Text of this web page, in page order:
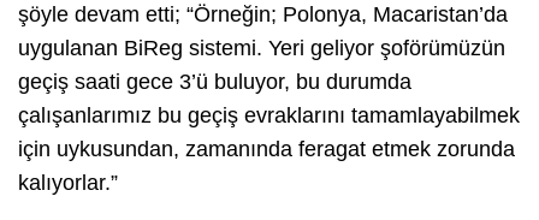
şöyle devam etti; “Örneğin; Polonya, Macaristan’da
uygulanan BiReg sistemi. Yeri geliyor şoförümüzün
geçiş saati gece 3’ü buluyor, bu durumda
çalışanlarımız bu geçiş evraklarını tamamlayabilmek
için uykusundan, zamanında feragat etmek zorunda
kalıyorlar.”